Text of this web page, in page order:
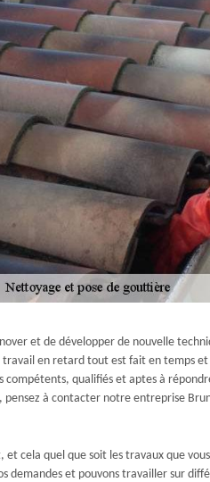
et de développer de nouvelle
en retard tout est fait en temps
qualifiés et aptes à
à contacter notre entreprise
cela quel que soit les travaux que
et pouvons travailler sur